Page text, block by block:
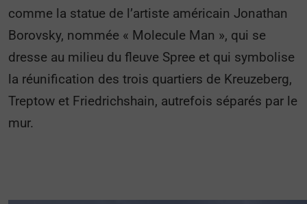
comme la statue de l’artiste américain Jonathan
Borovsky, nommée « Molecule Man », qui se
dresse au milieu du fleuve Spree et qui symbolise
la réunification des trois quartiers de Kreuzeberg,
Treptow et Friedrichshain, autrefois séparés par le
mur.